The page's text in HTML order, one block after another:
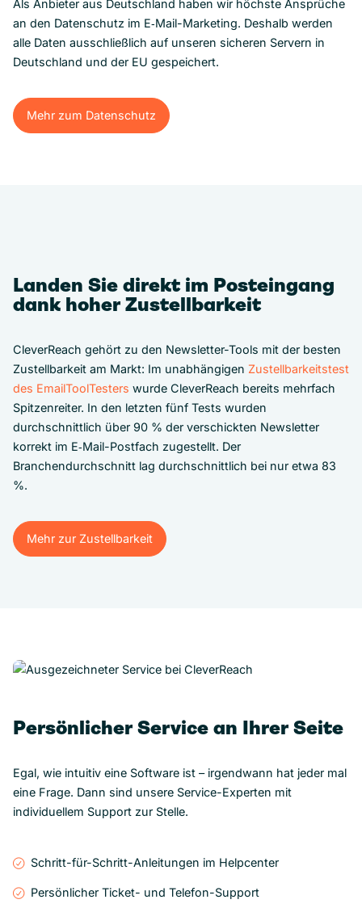
Als Anbieter aus Deutschland haben wir höchste Ansprüche
an den Datenschutz im E‑Mail-Marketing. Deshalb werden
alle Daten ausschließlich auf unseren sicheren Servern in
Deutschland und der EU gespeichert.
Mehr zum Datenschutz
Mehr zum Datenschutz
Landen Sie direkt im Posteingang
dank hoher Zustellbarkeit
CleverReach gehört zu den Newsletter-Tools mit der besten
Zustellbarkeit am Markt: Im unabhängigen Zustellbarkeitstest
des EmailToolTesters wurde CleverReach bereits mehrfach
Spitzenreiter. In den letzten fünf Tests wurden
durchschnittlich über 90 % der verschickten Newsletter
korrekt im E‑Mail-Postfach zugestellt. Der
Branchendurchschnitt lag durchschnittlich bei nur etwa 83
%.
Mehr zur Zustellbarkeit
Mehr zur Zustellbarkeit
Persönlicher Service an Ihrer Seite
Egal, wie intuitiv eine Software ist – irgendwann hat jeder mal
eine Frage. Dann sind unsere Service-Experten mit
individuellem Support zur Stelle.
Schritt-für-Schritt-Anleitungen im Helpcenter
Persönlicher Ticket- und Telefon-Support